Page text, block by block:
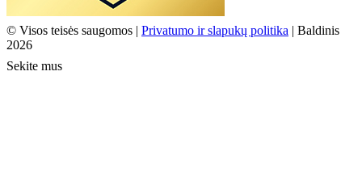
© Visos teisės saugomos | Privatumo ir slapukų politika | Baldinis
2026
Sekite mus